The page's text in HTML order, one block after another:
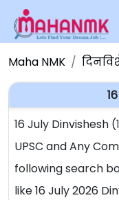
Maha NMK
16 July Dinvishesh
UPSC and Any
following search
like 16 July 2026